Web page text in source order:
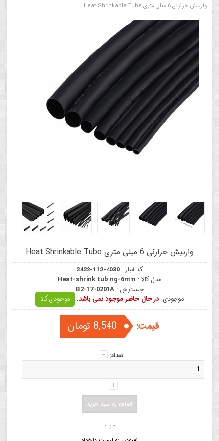
وارنیش حرارتی 6 میلی متری Heat Shrinkable Tube
وارنیش حرارتی 6 میلی متری Heat Shrinkable Tube
کد انبار : 2422-112-4030
مدل کالا : Heat-shrink tubing-6mm
جستارش :B2-17-0201A
موجودی: در حال حاضر موجود نمی باشد. موجودی کالا
قیمت: 8,540 تومان
تعداد:
- یا -